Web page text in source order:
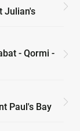
Julian's
- Qormi -
Paul's Bay